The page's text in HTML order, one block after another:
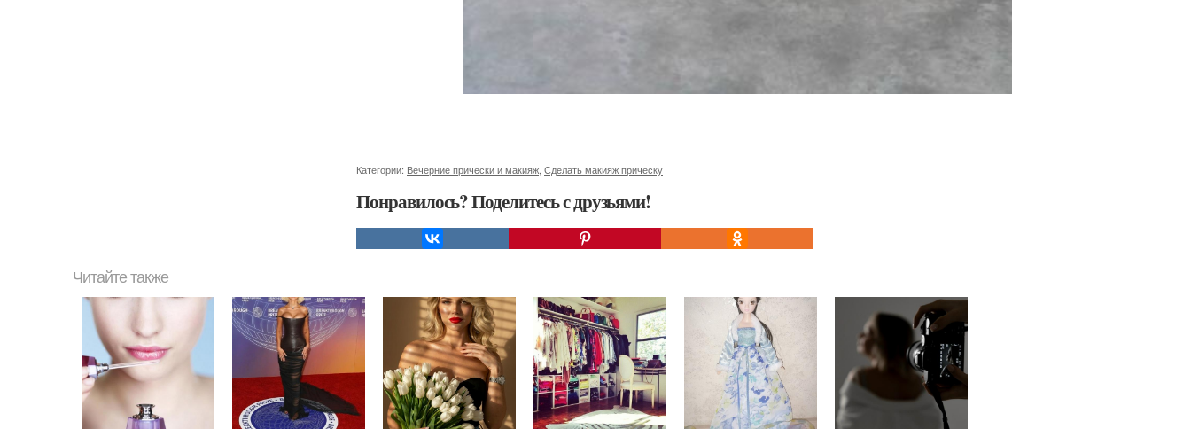
Категории: Вечерние прически и макияж, Сделать макияж прическу
Понравилось? Поделитесь с друзьями!
Читайте также